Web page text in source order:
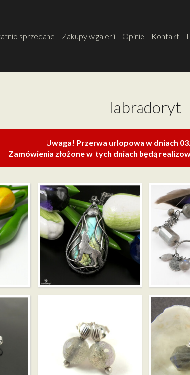
sprzedane Zakupy w galerii Opinie Kontakt
labradoryt
Uwaga! Przerwa urlopowa w dniach
Zamówienia złożone w tych dniach będą
SREBRNY WILK W
BLASKU ZORZY –
LABRADORYTEM
LABRADORYT
SUROWO –